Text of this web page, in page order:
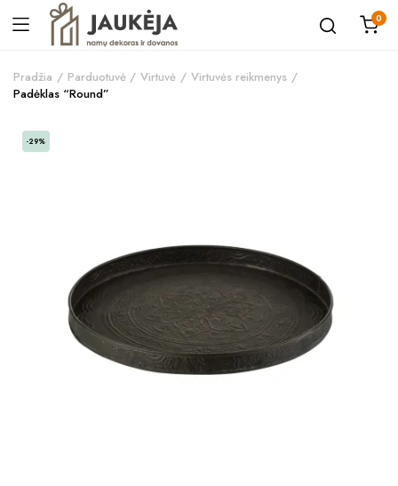
0
Pradžia Parduotuvė Virtuvė
Virtuvės reikmenys
Padėklas “Round”
-29%